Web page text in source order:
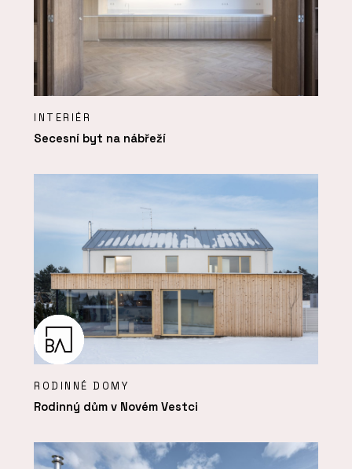
INTERIÉR
Secesní byt na nábřeží
RODINNÉ DOMY
Rodinný dům v Novém Vestci